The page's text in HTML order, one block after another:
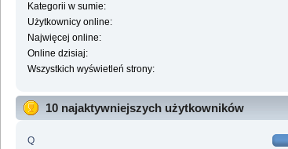
Kategorii w sumie:
Użytkownicy online:
Najwięcej online:
Online dzisiaj:
Wszystkich wyświetleń strony:
10 najaktywniejszych użytkowników
Q